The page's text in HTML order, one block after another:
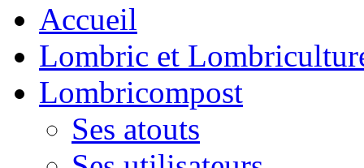
Accueil
Lombric et
Lombricompost
Ses atouts